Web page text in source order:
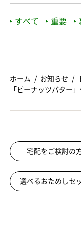
すべて 重要
ホーム お知らせ
「ピーナッツバター
宅配をご検討の
選べるおためしセ